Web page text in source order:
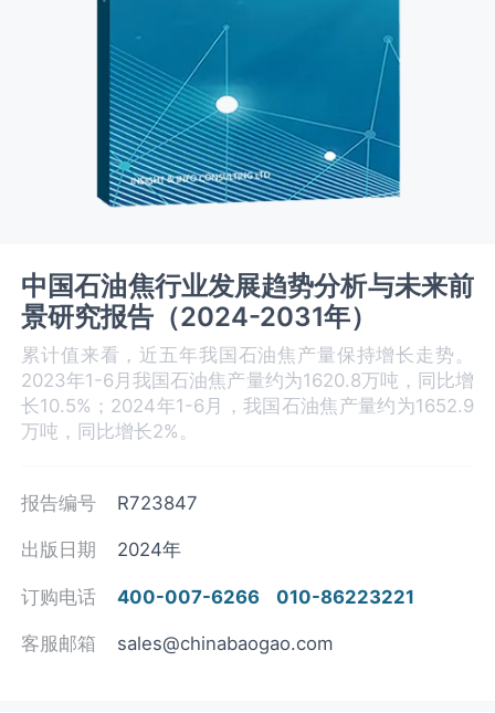
中国石油焦行业发展趋势分析与未来前
景研究报告（2024-2031年）
累计值来看，近五年我国石油焦产量保持增长走势。
2023年1-6月我国石油焦产量约为1620.8万吨，同比增
长10.5%；2024年1-6月，我国石油焦产量约为1652.9
万吨，同比增长2%。
报告编号 R723847
出版日期 2024年
订购电话 400-007-6266 010-86223221
客服邮箱 sales@chinabaogao.com